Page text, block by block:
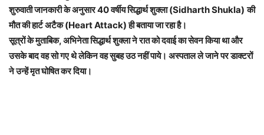
शुरुवाती जानकारी के अनुसार 40 वर्षीय सिद्धार्थ शुक्ला (Sidharth Shukla) की
मौत की हार्ट अटैक (Heart Attack) ही बताया जा रहा है।
सूत्रों के मुताबिक, अभिनेता सिद्धार्थ शुक्ला ने रात को दवाई का सेवन किया था और
उसके बाद वह सो गए थे लेकिन वह सुबह उठ नहीं पाये। अस्पताल ले जाने पर डाक्टरों
ने उन्हें मृत घोषित कर दिया।